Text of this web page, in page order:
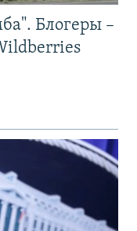
Блогеры –